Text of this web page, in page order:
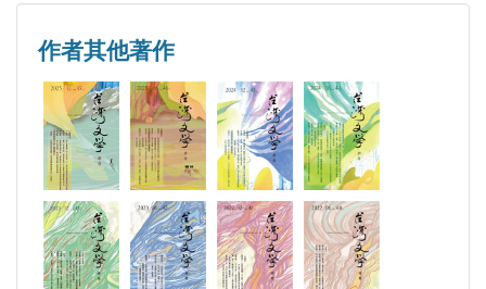
作者其他著作